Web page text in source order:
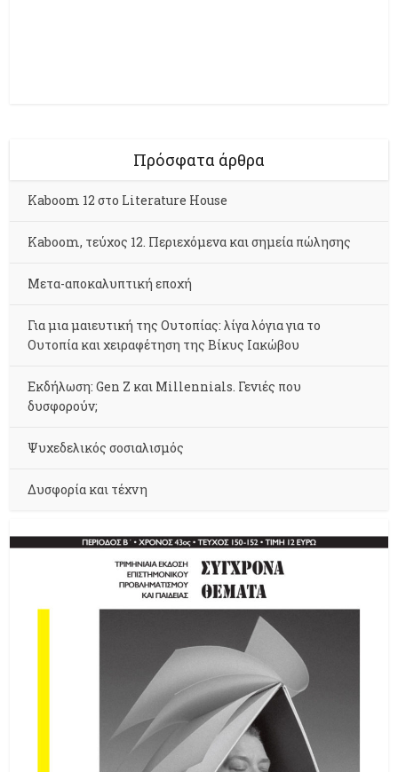
Πρόσφατα άρθρα
Kaboom 12 στο Literature House
Kaboom, τεύχος 12. Περιεχόμενα και σημεία πώλησης
Μετα-αποκαλυπτική εποχή
Για μια μαιευτική της Ουτοπίας: λίγα λόγια για το
Ουτοπία και χειραφέτηση της Βίκυς Ιακώβου
Εκδήλωση: Gen Z και Millennials. Γενιές που
δυσφορούν;
Ψυχεδελικός σοσιαλισμός
Δυσφορία και τέχνη